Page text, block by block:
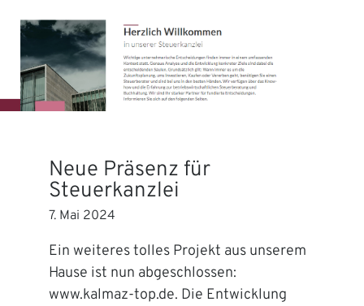
Neue Präsenz für
Steuerkanzlei
7. Mai 2024
Ein weiteres tolles Projekt aus unserem
Hause ist nun abgeschlossen:
www.kalmaz-top.de. Die Entwicklung